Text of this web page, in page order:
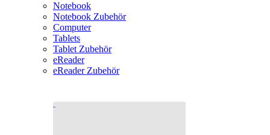
Notebook
Notebook Zubehör
Computer
Tablets
Tablet Zubehör
eReader
eReader Zubehör